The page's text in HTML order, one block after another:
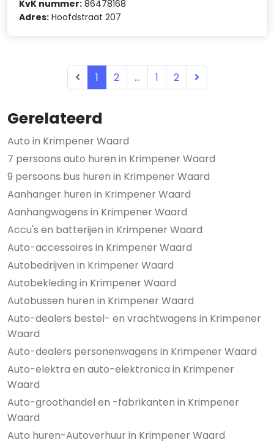
Gerelateerd
Auto in Krimpener Waard
7 persoons auto huren in Krimpener Waard
9 persoons bus huren in Krimpener Waard
Aanhanger huren in Krimpener Waard
Aanhangwagens in Krimpener Waard
Accu's en batterijen in Krimpener Waard
Auto-accessoires in Krimpener Waard
Autobedrijven in Krimpener Waard
Autobekleding in Krimpener Waard
Autobussen huren in Krimpener Waard
Auto-dealers bestel- en vrachtwagens in Krimpener
Waard
Auto-dealers personenwagens in Krimpener Waard
Auto-elektra en auto-elektronica in Krimpener
Waard
Auto-groothandel en -fabrikanten in Krimpener
Waard
Auto huren-Autoverhuur in Krimpener Waard
KvK nummer: 86478168
Adres: Hoofdstraat 207
1 2 ... 1 2